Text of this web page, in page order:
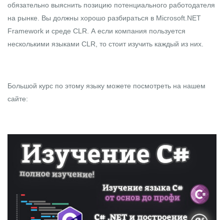
обязательно выяснить позицию потенциального работодателя
на рынке. Вы должны хорошо разбираться в Microsoft.NET
Framework и среде CLR. А если компания пользуется
несколькими языками CLR, то стоит изучить каждый из них.
Большой курс по этому языку можете посмотреть на нашем
сайте: